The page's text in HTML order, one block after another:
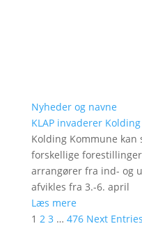
Nyheder og navne
KLAP invaderer Kolding
Kolding Kommune
forskellige
arrangører fra ind- og
afvikles fra 3.-6. april
Læs mere
1 2 3 … 476 Next Entries